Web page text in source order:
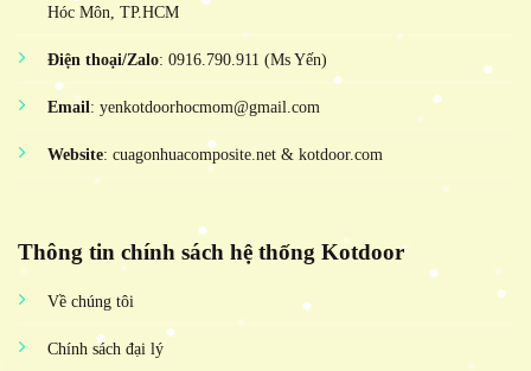
Hóc Môn, TP.HCM
Điện thoại/Zalo: 0916.790.911 (Ms Yến)
Email: yenkotdoorhocmom@gmail.com
Website: cuagonhuacomposite.net & kotdoor.com
Thông tin chính sách hệ thống Kotdoor
Về chúng tôi
Chính sách đại lý